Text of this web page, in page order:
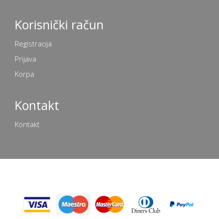
Korisnički račun
Registracija
Prijava
Korpa
Kontakt
Kontakt